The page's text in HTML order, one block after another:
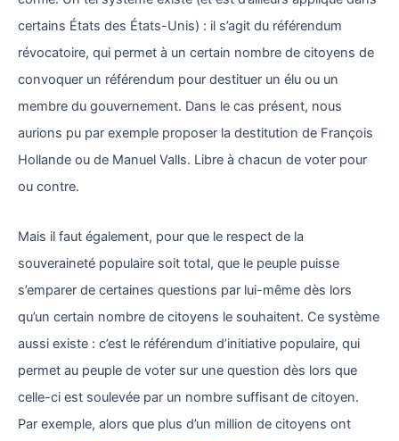
certains États des États-Unis) : il s’agit du référendum
révocatoire, qui permet à un certain nombre de citoyens de
convoquer un référendum pour destituer un élu ou un
membre du gouvernement. Dans le cas présent, nous
aurions pu par exemple proposer la destitution de François
Hollande ou de Manuel Valls. Libre à chacun de voter pour
ou contre.
Mais il faut également, pour que le respect de la
souveraineté populaire soit total, que le peuple puisse
s’emparer de certaines questions par lui-même dès lors
qu’un certain nombre de citoyens le souhaitent. Ce système
aussi existe : c’est le référendum d’initiative populaire, qui
permet au peuple de voter sur une question dès lors que
celle-ci est soulevée par un nombre suffisant de citoyen.
Par exemple, alors que plus d’un million de citoyens ont